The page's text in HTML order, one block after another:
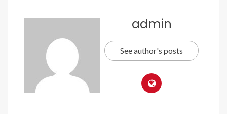
admin
See author's posts